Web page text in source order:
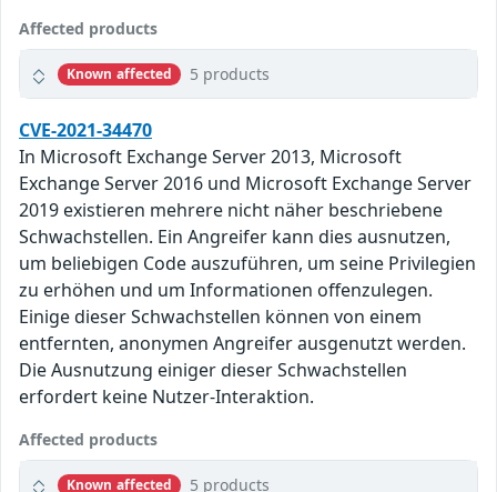
Affected products
Known affected 5 products
CVE-2021-34470
In Microsoft Exchange Server 2013, Microsoft
Exchange Server 2016 und Microsoft Exchange Server
2019 existieren mehrere nicht näher beschriebene
Schwachstellen. Ein Angreifer kann dies ausnutzen,
um beliebigen Code auszuführen, um seine Privilegien
zu erhöhen und um Informationen offenzulegen.
Einige dieser Schwachstellen können von einem
entfernten, anonymen Angreifer ausgenutzt werden.
Die Ausnutzung einiger dieser Schwachstellen
erfordert keine Nutzer-Interaktion.
Affected products
Known affected 5 products